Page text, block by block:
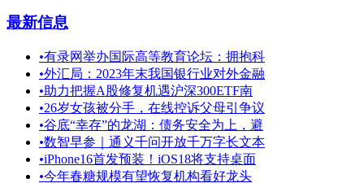
最新信息
•有录网举办国际高等教育论坛：拥抱科
•外汇局：2023年末我国银行业对外金融
•助力把握A股修复机遇沪深300ETF南
•26岁女孩被分手，在线控诉父母引争议
•谷底“幸存”的龙湖：债务安全为上，避
•数智早参｜通义千问开放千万字长文本
•iPhone16首发预装！iOS18将支持桌面
•今年春糖规模有望恢复机构看好龙头